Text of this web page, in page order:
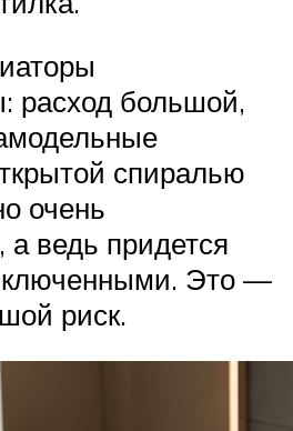
расход большой,
спиралью
очень
ведь придется
Это —
риск.